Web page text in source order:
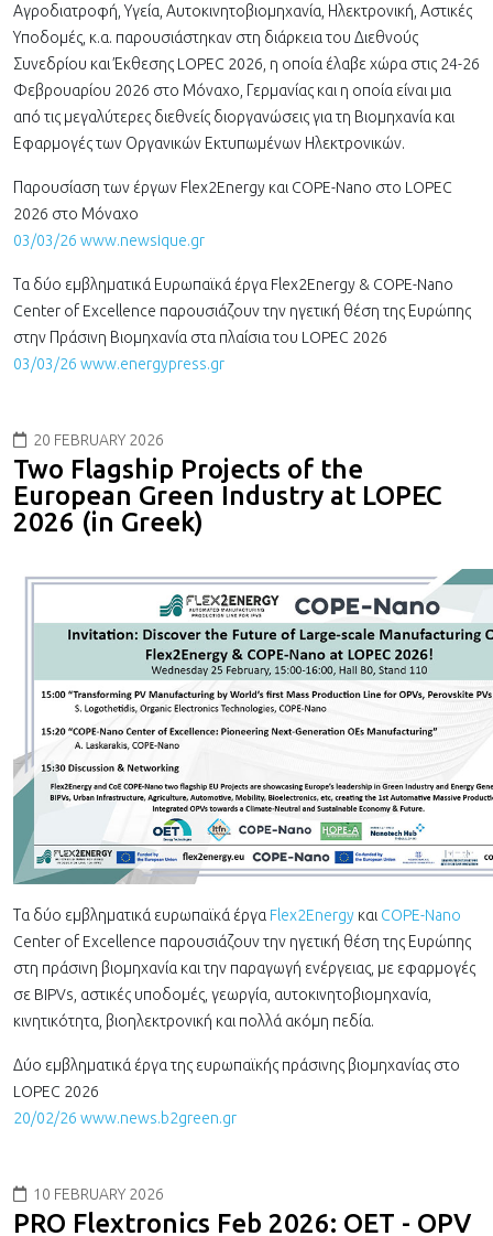
Αγροδιατροφή, Υγεία, Αυτοκινητοβιομηχανία, Ηλεκτρονική, Αστικές
Υποδομές, κ.α. παρουσιάστηκαν στη διάρκεια του Διεθνούς
Συνεδρίου και Έκθεσης LOPEC 2026, η οποία έλαβε χώρα στις 24-26
Φεβρουαρίου 2026 στο Μόναχο, Γερμανίας και η οποία είναι μια
από τις μεγαλύτερες διεθνείς διοργανώσεις για τη Βιομηχανία και
Εφαρμογές των Οργανικών Εκτυπωμένων Ηλεκτρονικών.
Παρουσίαση των έργων Flex2Energy και COPE-Nano στο LOPEC
2026 στο Μόναχο
03/03/26 www.newsique.gr
Τα δύο εμβληματικά Ευρωπαϊκά έργα Flex2Energy & COPE-Nano
Center of Excellence παρουσιάζουν την ηγετική θέση της Ευρώπης
στην Πράσινη Βιομηχανία στα πλαίσια του LOPEC 2026
03/03/26 www.energypress.gr
20 FEBRUARY 2026
Two Flagship Projects of the
European Green Industry at LOPEC
2026 (in Greek)
Τα δύο εμβληματικά ευρωπαϊκά έργα Flex2Energy και COPE-Nano
Center of Excellence παρουσιάζουν την ηγετική θέση της Ευρώπης
στη πράσινη βιομηχανία και την παραγωγή ενέργειας, με εφαρμογές
σε BIPVs, αστικές υποδομές, γεωργία, αυτοκινητοβιομηχανία,
κινητικότητα, βιοηλεκτρονική και πολλά ακόμη πεδία.
Δύο εμβληματικά έργα της ευρωπαϊκής πράσινης βιομηχανίας στο
LOPEC 2026
20/02/26 www.news.b2green.gr
10 FEBRUARY 2026
PRO Flextronics Feb 2026: OET - OPV